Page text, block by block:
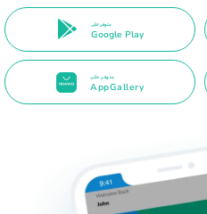
متوفر على
Google Play
متوفر على
AppGallery